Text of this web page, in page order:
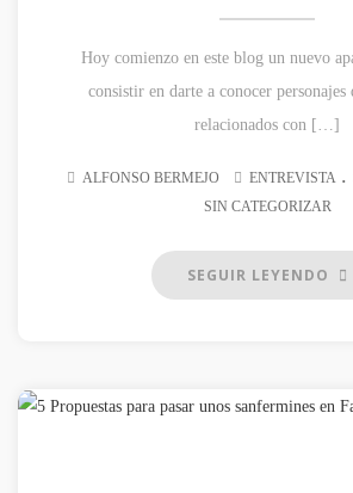
Hoy comienzo en este blog un nuevo
consistir en darte a conocer personajes
relacionados con […]
ALFONSO BERMEJO ENTREVISTA .
SIN CATEGORIZAR
SEGUIR LEYENDO